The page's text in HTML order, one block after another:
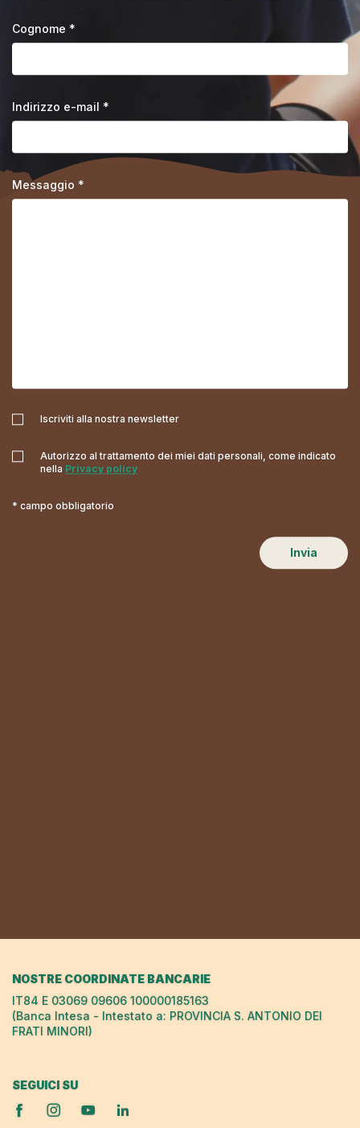
Cognome *
Indirizzo e-mail *
Messaggio *
Iscriviti alla nostra newsletter
Autorizzo al trattamento dei miei dati personali, come indicato
nella Privacy policy
* campo obbligatorio
Invia
NOSTRE COORDINATE BANCARIE
IT84 E 03069 09606 100000185163
(Banca Intesa - Intestato a: PROVINCIA S. ANTONIO DEI
FRATI MINORI)
SEGUICI SU